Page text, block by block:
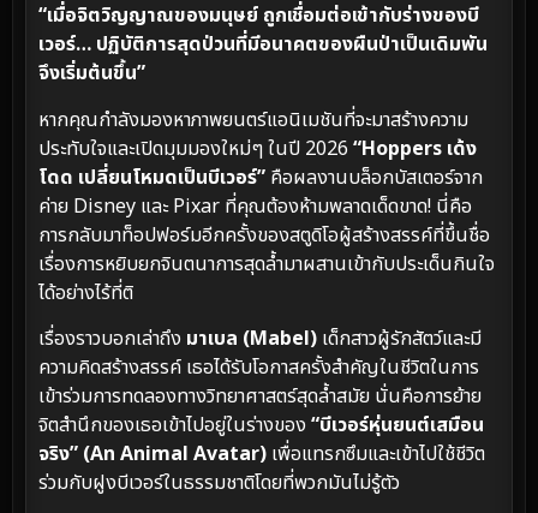
“เมื่อจิตวิญญาณของมนุษย์ ถูกเชื่อมต่อเข้ากับร่างของบี
เวอร์… ปฏิบัติการสุดป่วนที่มีอนาคตของผืนป่าเป็นเดิมพัน
จึงเริ่มต้นขึ้น”
หากคุณกำลังมองหาภาพยนตร์แอนิเมชันที่จะมาสร้างความ
ประทับใจและเปิดมุมมองใหม่ๆ ในปี 2026 “Hoppers เด้ง
โดด เปลี่ยนโหมดเป็นบีเวอร์” คือผลงานบล็อกบัสเตอร์จาก
ค่าย Disney และ Pixar ที่คุณต้องห้ามพลาดเด็ดขาด! นี่คือ
การกลับมาท็อปฟอร์มอีกครั้งของสตูดิโอผู้สร้างสรรค์ที่ขึ้นชื่อ
เรื่องการหยิบยกจินตนาการสุดล้ำมาผสานเข้ากับประเด็นกินใจ
ได้อย่างไร้ที่ติ
เรื่องราวบอกเล่าถึง มาเบล (Mabel) เด็กสาวผู้รักสัตว์และมี
ความคิดสร้างสรรค์ เธอได้รับโอกาสครั้งสำคัญในชีวิตในการ
เข้าร่วมการทดลองทางวิทยาศาสตร์สุดล้ำสมัย นั่นคือการย้าย
จิตสำนึกของเธอเข้าไปอยู่ในร่างของ “บีเวอร์หุ่นยนต์เสมือน
จริง” (An Animal Avatar) เพื่อแทรกซึมและเข้าไปใช้ชีวิต
ร่วมกับฝูงบีเวอร์ในธรรมชาติโดยที่พวกมันไม่รู้ตัว